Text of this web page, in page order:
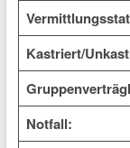
Kastriert/
Notfall: